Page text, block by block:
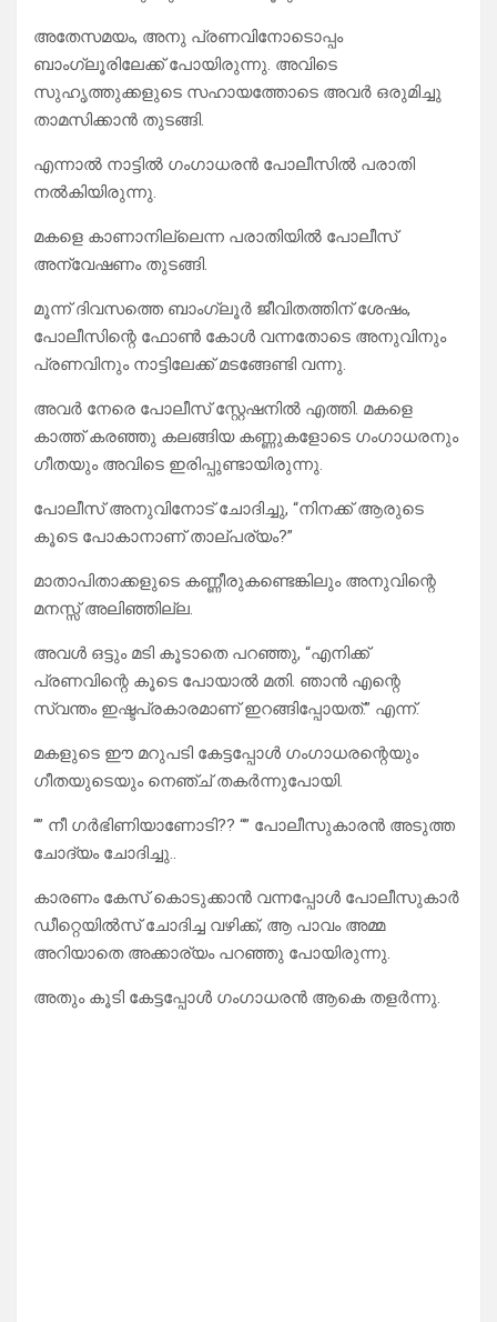
​അതേസമയം, അനു പ്രണവിനോടൊപ്പം
ബാംഗ്ലൂരിലേക്ക് പോയിരുന്നു. അവിടെ
സുഹൃത്തുക്കളുടെ സഹായത്തോടെ അവർ ഒരുമിച്ചു
താമസിക്കാൻ തുടങ്ങി.
എന്നാൽ നാട്ടിൽ ഗംഗാധരൻ പോലീസിൽ പരാതി
നൽകിയിരുന്നു.
മകളെ കാണാനില്ലെന്ന പരാതിയിൽ പോലീസ്
അന്വേഷണം തുടങ്ങി.
മൂന്ന് ദിവസത്തെ ബാംഗ്ലൂർ ജീവിതത്തിന് ശേഷം,
പോലീസിന്റെ ഫോൺ കോൾ വന്നതോടെ അനുവിനും
പ്രണവിനും നാട്ടിലേക്ക് മടങ്ങേണ്ടി വന്നു.
​അവർ നേരെ പോലീസ് സ്റ്റേഷനിൽ എത്തി. മകളെ
കാത്ത് കരഞ്ഞു കലങ്ങിയ കണ്ണുകളോടെ ഗംഗാധരനും
ഗീതയും അവിടെ ഇരിപ്പുണ്ടായിരുന്നു.
പോലീസ് അനുവിനോട് ചോദിച്ചു, “നിനക്ക് ആരുടെ
കൂടെ പോകാനാണ് താല്പര്യം?”
​മാതാപിതാക്കളുടെ കണ്ണീരുകണ്ടെങ്കിലും അനുവിന്റെ
മനസ്സ് അലിഞ്ഞില്ല.
അവൾ ഒട്ടും മടി കൂടാതെ പറഞ്ഞു, “എനിക്ക്
പ്രണവിന്റെ കൂടെ പോയാൽ മതി. ഞാൻ എന്റെ
സ്വന്തം ഇഷ്ടപ്രകാരമാണ് ഇറങ്ങിപ്പോയത്.” എന്ന്.
​മകളുടെ ഈ മറുപടി കേട്ടപ്പോൾ ഗംഗാധരന്റെയും
ഗീതയുടെയും നെഞ്ച് തകർന്നുപോയി.
“” നീ ഗർഭിണിയാണോടി?? “” പോലീസുകാരൻ അടുത്ത
ചോദ്യം ചോദിച്ചു..
കാരണം കേസ് കൊടുക്കാൻ വന്നപ്പോൾ പോലീസുകാർ
ഡീറ്റെയിൽസ് ചോദിച്ച വഴിക്ക്, ആ പാവം അമ്മ
അറിയാതെ അക്കാര്യം പറഞ്ഞു പോയിരുന്നു.
അതും കൂടി കേട്ടപ്പോൾ ഗംഗാധരൻ ആകെ തളർന്നു.